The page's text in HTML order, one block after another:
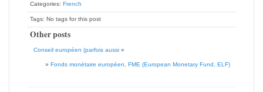
Categories: French
Tags: No tags for this post
Other posts
Conseil européen (parfois aussi «
» Fonds monétaire européen, FME (European Monetary Fund, ELF)